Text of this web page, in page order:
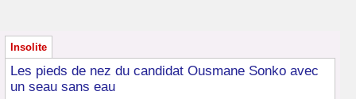
Insolite
Les pieds de nez du candidat Ousmane Sonko avec
un seau sans eau